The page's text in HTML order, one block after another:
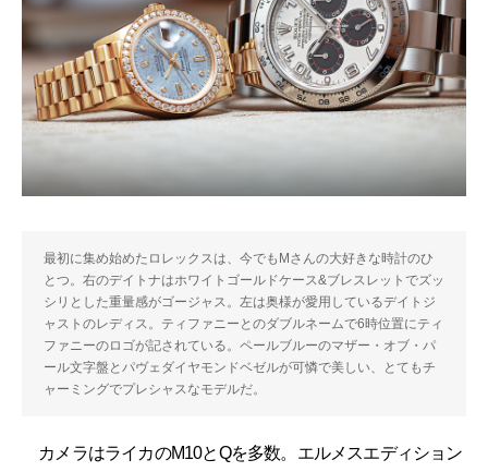
最初に集め始めたロレックスは、今でもMさんの大好きな時計のひ
とつ。右のデイトナはホワイトゴールドケース&ブレスレットでズッ
シリとした重量感がゴージャス。左は奥様が愛用しているデイトジ
ャストのレディス。ティファニーとのダブルネームで6時位置にティ
ファニーのロゴが記されている。ペールブルーのマザー・オブ・パ
ール文字盤とパヴェダイヤモンドベゼルが可憐で美しい、とてもチ
ャーミングでプレシャスなモデルだ。
カメラはライカのM10とQを多数。エルメスエディション